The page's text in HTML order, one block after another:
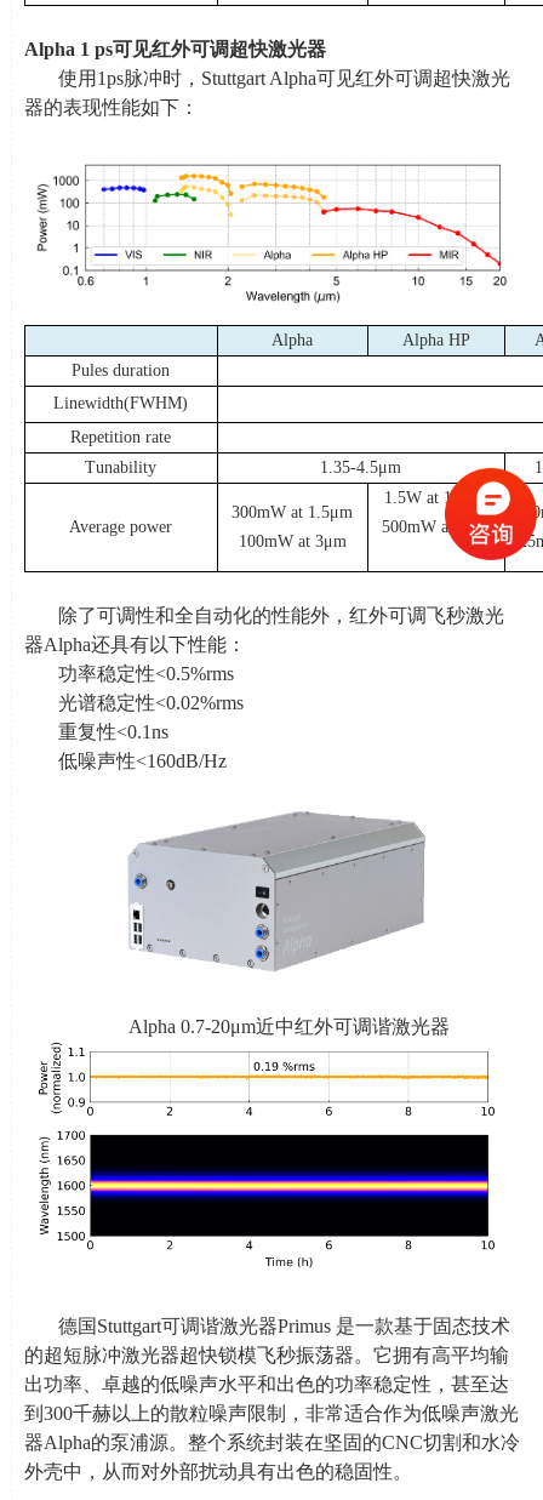
Alpha 1 ps可见红外可调超快激光器
使用 1ps脉冲时， Stuttgart Alpha可见红外可调超快激光
器的表现性能如下：
Alpha Alpha HP
Pules duration
Linewidth(FWHM)
Repetition rate
Tunability
1.35-4.5μm
Average power
300mW at 1.5μm
100mW at 3μm
1.5W at 1.5μ m
500mW at 3μm
除了可调性和全自动化的性能外，红外可调飞秒激光
器Alpha还具有以下性能：
功率稳定性<0.5%rms
光谱稳定性<0.02%rms
重复性<0.1ns
低噪声性<160dB/Hz
Alpha 0.7-20μm近中红外可调谐激光器
德国 Stuttgart可调谐激光器Primus 是一款基于固态技术
的超短脉冲激光器超快锁模飞秒振荡器。它拥有高平均输
出功率、卓越的低噪声水平和出色的功率稳定性，甚至达
到 300千赫以上的散粒噪声限制，非常适合作为低噪声激光
器Alpha的泵浦源。整个系统封装在坚固的CNC切割和水冷
外壳中，从而对外部扰动具有出色的稳固性。